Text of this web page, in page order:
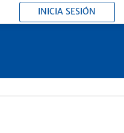
INICIA SESIÓN